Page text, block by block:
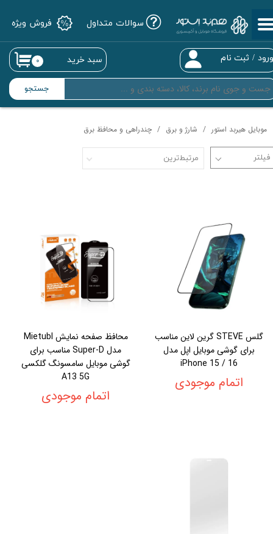
جستجو
/ ثبت نام
حساب کاربری من
تغییر گذر واژه
سفارشات
خروج از حساب کاربری
۰ سبد خرید
سوالات متداول فروش ویژه
موبایل هیربد استور شارژ و برق چندراهی و محافظ برق
مرتبط‌ترین
گلس STEVE گرین لاین مناسب
برای گوشی موبایل اپل مدل
iPhone 15 / 16
اتمام موجودی
محافظ صفحه نمایش Mietubl
مدل Super-D مناسب برای
گوشی موبایل سامسونگ گلکسی
A13 5G
اتمام موجودی